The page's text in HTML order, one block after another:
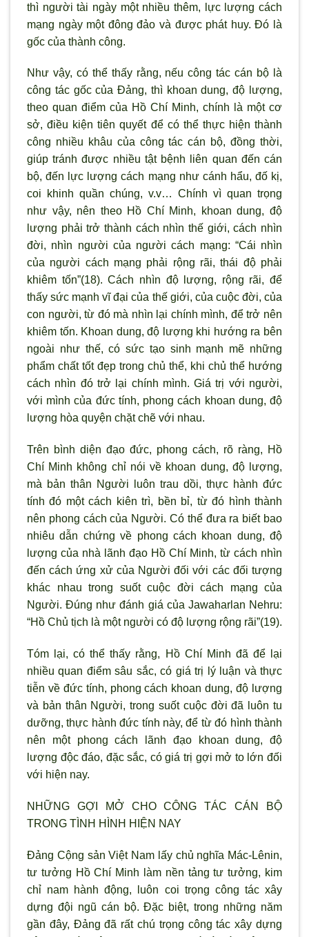
thì người tài ngày một nhiều thêm, lực lượng cách
mạng ngày một đông đảo và được phát huy. Đó là
gốc của thành công.
Như vậy, có thể thấy rằng, nếu công tác cán bộ là
công tác gốc của Đảng, thì khoan dung, độ lượng,
theo quan điểm của Hồ Chí Minh, chính là một cơ
sở, điều kiện tiên quyết để có thể thực hiện thành
công nhiều khâu của công tác cán bộ, đồng thời,
giúp tránh được nhiều tật bệnh liên quan đến cán
bộ, đến lực lượng cách mạng như cánh hẩu, đố kị,
coi khinh quần chúng, v.v… Chính vì quan trọng
như vậy, nên theo Hồ Chí Minh, khoan dung, độ
lượng phải trở thành cách nhìn thế giới, cách nhìn
đời, nhìn người của người cách mạng: “Cái nhìn
của người cách mạng phải rộng rãi, thái độ phải
khiêm tốn”(18). Cách nhìn độ lượng, rộng rãi, để
thấy sức mạnh vĩ đại của thế giới, của cuộc đời, của
con người, từ đó mà nhìn lại chính mình, để trở nên
khiêm tốn. Khoan dung, độ lượng khi hướng ra bên
ngoài như thế, có sức tạo sinh mạnh mẽ những
phẩm chất tốt đẹp trong chủ thể, khi chủ thể hướng
cách nhìn đó trở lại chính mình. Giá trị với người,
với mình của đức tính, phong cách khoan dung, độ
lượng hòa quyện chặt chẽ với nhau.
Trên bình diện đạo đức, phong cách, rõ ràng, Hồ
Chí Minh không chỉ nói về khoan dung, độ lượng,
mà bản thân Người luôn trau dồi, thực hành đức
tính đó một cách kiên trì, bền bỉ, từ đó hình thành
nên phong cách của Người. Có thể đưa ra biết bao
nhiêu dẫn chứng về phong cách khoan dung, độ
lượng của nhà lãnh đạo Hồ Chí Minh, từ cách nhìn
đến cách ứng xử của Người đối với các đối tượng
khác nhau trong suốt cuộc đời cách mạng của
Người. Đúng như đánh giá của Jawaharlan Nehru:
“Hồ Chủ tịch là một người có độ lượng rộng rãi”(19).
Tóm lại, có thể thấy rằng, Hồ Chí Minh đã để lại
nhiều quan điểm sâu sắc, có giá trị lý luận và thực
tiễn về đức tính, phong cách khoan dung, độ lượng
và bản thân Người, trong suốt cuộc đời đã luôn tu
dưỡng, thực hành đức tính này, để từ đó hình thành
nên một phong cách lãnh đạo khoan dung, độ
lượng độc đáo, đặc sắc, có giá trị gợi mở to lớn đối
với hiện nay.
NHỮNG GỢI MỞ CHO CÔNG TÁC CÁN BỘ
TRONG TÌNH HÌNH HIỆN NAY
Đảng Cộng sản Việt Nam lấy chủ nghĩa Mác-Lênin,
tư tưởng Hồ Chí Minh làm nền tảng tư tưởng, kim
chỉ nam hành động, luôn coi trọng công tác xây
dựng đội ngũ cán bộ. Đặc biệt, trong những năm
gần đây, Đảng đã rất chú trọng công tác xây dựng